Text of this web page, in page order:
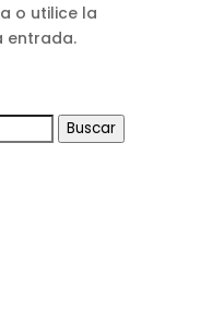
o utilice la
entrada.
Buscar